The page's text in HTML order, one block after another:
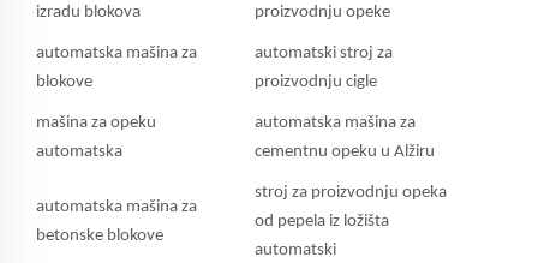
izradu blokova
proizvodnju opeke
automatska mašina za
blokove
automatski stroj za
proizvodnju cigle
mašina za opeku
automatska
automatska mašina za
cementnu opeku u Alžiru
automatska mašina za
betonske blokove
stroj za proizvodnju opeka
od pepela iz ložišta
automatski